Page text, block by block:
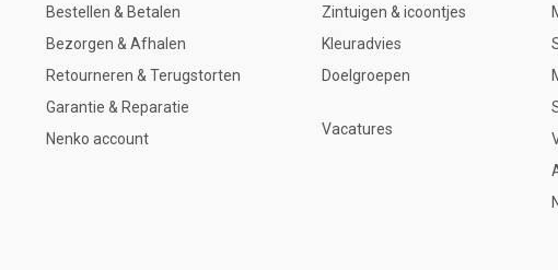
Bestellen & Betalen
Bezorgen & Afhalen
Retourneren & Terugstorten
Garantie & Reparatie
Nenko account
Zintuigen & icoontjes
Kleuradvies
Doelgroepen
Vacatures